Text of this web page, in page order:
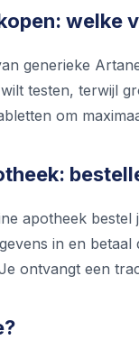
welke
generieke
testen, terwijl
om
apotheek
in en
ontvangt een